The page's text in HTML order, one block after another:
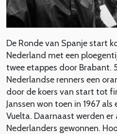
De Ronde van Spanje start
Nederland met een
twee etappes door Brabant.
Nederlandse renners een
door de koers van start tot
Janssen won toen in 1967
Vuelta. Daarnaast werden
Nederlanders gewonnen.